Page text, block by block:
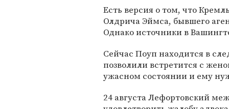
Есть версия о том, что
Олдрича Эймса, бывшего
Однако источники в
Сейчас Поуп находится в
позволили встретится с
ужасном состоянии и ему
24 августа Лефортовский